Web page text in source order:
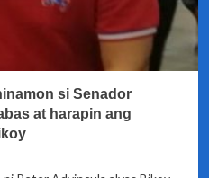
si Senador
at harapin ang